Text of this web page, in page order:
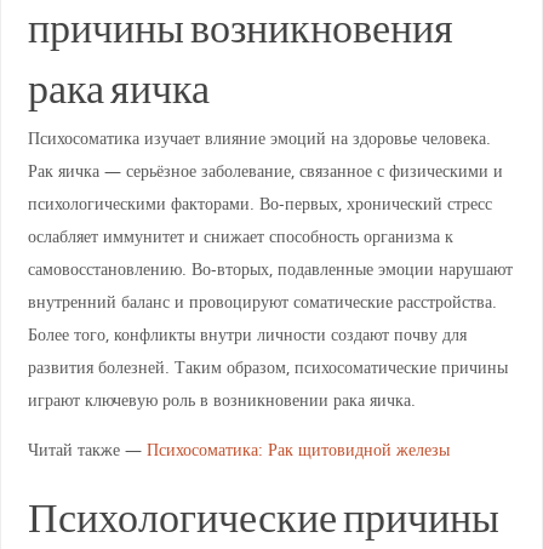
причины возникновения
рака яичка
Психосоматика изучает влияние эмоций на здоровье человека.
Рак яичка — серьёзное заболевание, связанное с физическими и
психологическими факторами. Во-первых, хронический стресс
ослабляет иммунитет и снижает способность организма к
самовосстановлению. Во-вторых, подавленные эмоции нарушают
внутренний баланс и провоцируют соматические расстройства.
Более того, конфликты внутри личности создают почву для
развития болезней. Таким образом, психосоматические причины
играют ключевую роль в возникновении рака яичка.
Читай также — Психосоматика: Рак щитовидной железы
Психологические причины